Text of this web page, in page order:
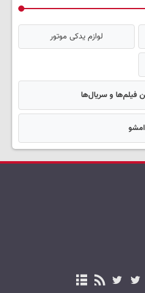
لوازم یدکی موتور
فیلم‌ها و سریال‌ها
امشو